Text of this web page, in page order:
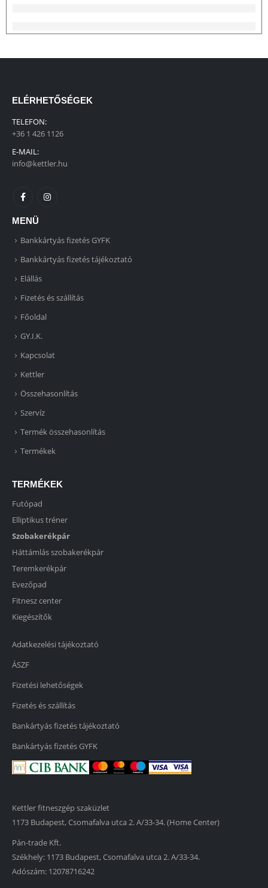
ELÉRHETŐSÉGEK
TELEFON:
+36 1 426 1126
E-MAIL:
info@kettler.hu
MENÜ
Bankkártyás fizetés GYFK
Bankkártyás fizetés tájékoztató
Elállás
Fizetés és szállítás
Főoldal
GY.I.K.
Kapcsolat
Kettler
Összehasonlítás
Szervíz
Termék összehasonlítás
Termékek
TERMÉKEK
Futópad
Elliptikus tréner
Szobakerékpár
Háttámlás szobakerékpár
Teremkerékpár
Evezőpad
Fitnesz center
Kiegészítők
Adatkezelési tájékoztató
ÁSZF
Fizetési lehetőségek
Fizetés és szállítás
Bankártyás fizetés tájékoztató
Bankártyás fizetés GYFK
Kettler fitneszgép szaküzlet
1173 Budapest, Csomafalva utca 2. A/33-34. (Home Center)
Pán-trade Kft.
Székhely: 1173 Budapest, Csomafalva utca 2. A/33-34.
Adószám: 12078716242